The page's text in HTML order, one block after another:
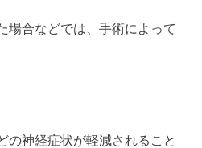
場合などでは、手術によって
の神経症状が軽減されること